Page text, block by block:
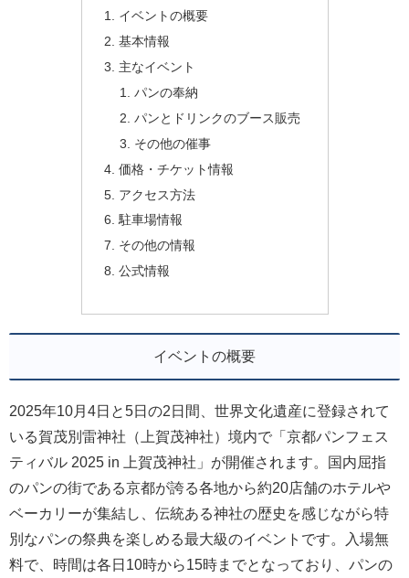
イベントの概要
基本情報
主なイベント
パンの奉納
パンとドリンクのブース販売
その他の催事
価格・チケット情報
アクセス方法
駐車場情報
その他の情報
公式情報
イベントの概要
2025年10月4日と5日の2日間、世界文化遺産に登録されて
いる賀茂別雷神社（上賀茂神社）境内で「京都パンフェス
ティバル 2025 in 上賀茂神社」が開催されます。国内屈指
のパンの街である京都が誇る各地から約20店舗のホテルや
ベーカリーが集結し、伝統ある神社の歴史を感じながら特
別なパンの祭典を楽しめる最大級のイベントです。入場無
料で、時間は各日10時から15時までとなっており、パンの